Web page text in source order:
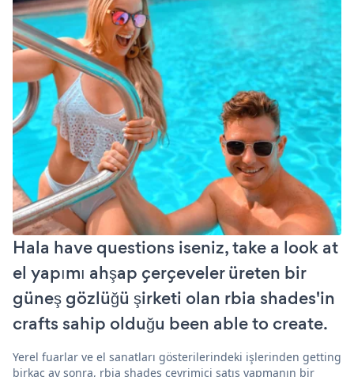
Hala have questions iseniz, take a look at
el yapımı ahşap çerçeveler üreten bir
güneş gözlüğü şirketi olan rbia shades'in
crafts sahip olduğu been able to create.
Yerel fuarlar ve el sanatları gösterilerindeki işlerinden getting
birkaç ay sonra, rbia shades çevrimiçi satış yapmanın bir